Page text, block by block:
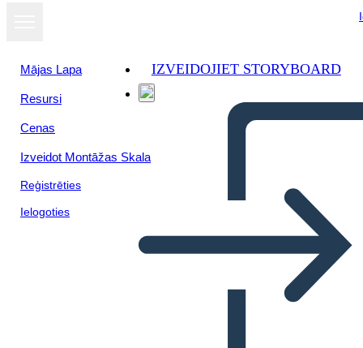
Mājas Lapa
Resursi
Cenas
Izveidot Montāžas Skala
Reģistrēties
Ielogoties
IZVEIDOJIET STORYBOARD
Skatīt kā
slaidrādi